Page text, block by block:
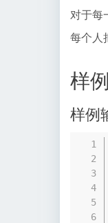
对于每
每个人
样
样例